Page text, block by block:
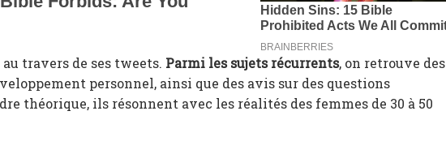
travers de ses tweets. Parmi les sujets récurrents, on retrouve des
personnel, ainsi que des avis sur des questions
théorique, ils résonnent avec les réalités des femmes de 30 à 50